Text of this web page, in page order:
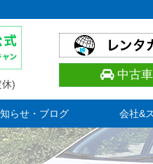
)
中古
らせ・ブログ 会社&